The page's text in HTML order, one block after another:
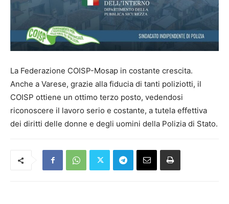
La Federazione COISP-Mosap in costante crescita.
Anche a Varese, grazie alla fiducia di tanti poliziotti, il
COISP ottiene un ottimo terzo posto, vedendosi
riconoscere il lavoro serio e costante, a tutela effettiva
dei diritti delle donne e degli uomini della Polizia di Stato.